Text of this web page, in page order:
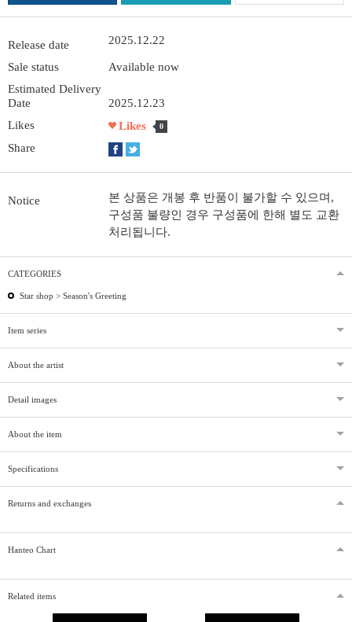
Release date 2025.12.22
Sale status
Available now
Estimated Delivery
Date
2025.12.23
Likes
Likes 0
Share
Notice
본 상품은 개봉 후 반품이 불가할 수 있으며,
구성품 불량인 경우 구성품에 한해 별도 교환
처리됩니다.
CATEGORIES
Star shop > Season's Greeting
Item series
About the artist
Detail images
About the item
Specifications
Returns and exchanges
Hanteo Chart
Related items